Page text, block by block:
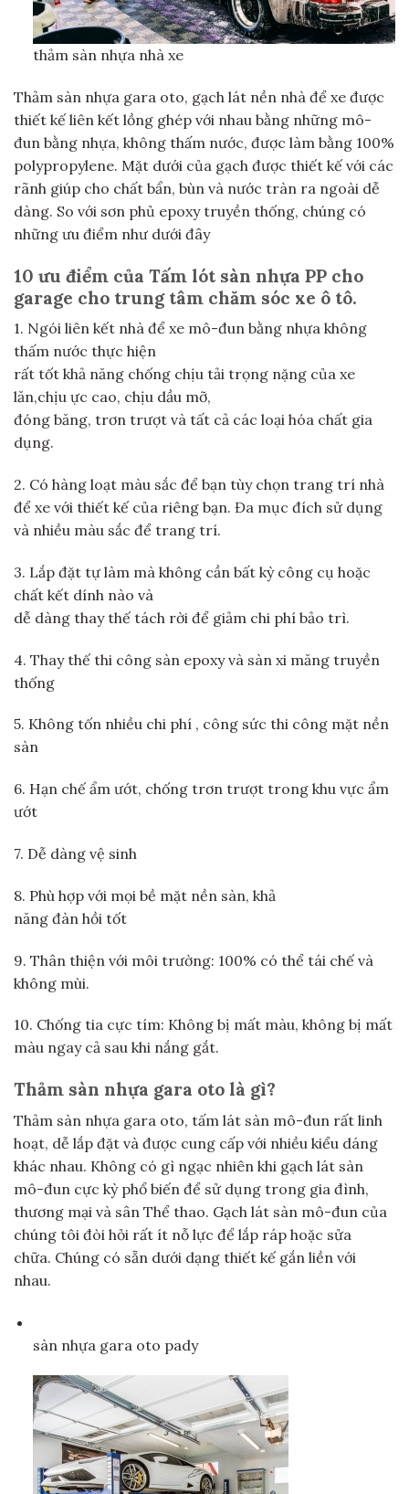
thảm sàn nhựa nhà xe
Thảm sàn nhựa gara oto, gạch lát nền nhà để xe được
thiết kế liên kết lồng ghép với nhau bằng những mô-
đun bằng nhựa, không thấm nước, được làm bằng 100%
polypropylene. Mặt dưới của gạch được thiết kế với các
rãnh giúp cho chất bẩn, bùn và nước tràn ra ngoài dễ
dàng. So với sơn phủ epoxy truyền thống, chúng có
những ưu điểm như dưới đây
10 ưu điểm của Tấm lót sàn nhựa PP cho
garage cho trung tâm chăm sóc xe ô tô.
1. Ngói liên kết nhà để xe mô-đun bằng nhựa không
thấm nước thực hiện
rất tốt khả năng chống chịu tải trọng nặng của xe
lăn,chịu ực cao, chịu dầu mỡ,
đóng băng, trơn trượt và tất cả các loại hóa chất gia
dụng.
2. Có hàng loạt màu sắc để bạn tùy chọn trang trí nhà
để xe với thiết kế của riêng bạn. Đa mục đích sử dụng
và nhiều màu sắc để trang trí.
3. Lắp đặt tự làm mà không cần bất kỳ công cụ hoặc
chất kết dính nào và
dễ dàng thay thế tách rời để giảm chi phí bảo trì.
4. Thay thế thi công sàn epoxy và sàn xi măng truyền
thống
5. Không tốn nhiều chi phí , công sức thi công mặt nền
sàn
6. Hạn chế ẩm ướt, chống trơn trượt trong khu vực ẩm
ướt
7. Dễ dàng vệ sinh
8. Phù hợp với mọi bề mặt nền sàn, khả
năng đàn hồi tốt
9. Thân thiện với môi trường: 100% có thể tái chế và
không mùi.
10. Chống tia cực tím: Không bị mất màu, không bị mất
màu ngay cả sau khi nắng gắt.
Thảm sàn nhựa gara oto là gì?
Thảm sàn nhựa gara oto, tấm lát sàn mô-đun rất linh
hoạt, dễ lắp đặt và được cung cấp với nhiều kiểu dáng
khác nhau. Không có gì ngạc nhiên khi gạch lát sàn
mô-đun cực kỳ phổ biến để sử dụng trong gia đình,
thương mại và sân Thể thao. Gạch lát sàn mô-đun của
chúng tôi đòi hỏi rất ít nỗ lực để lắp ráp hoặc sửa
chữa. Chúng có sẵn dưới dạng thiết kế gắn liền với
nhau.
sàn nhựa gara oto pady